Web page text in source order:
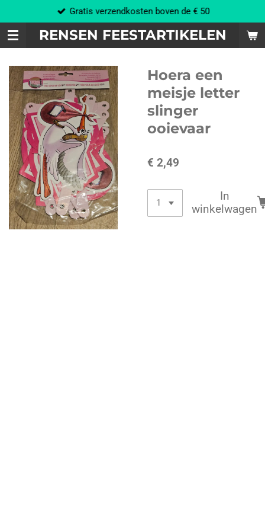
direct
naar
de
hoofdinhoud
RENSEN FEESTARTIKELEN
Gratis verzendkosten boven de € 50
Hoera een
meisje letter
slinger
ooievaar
€ 2,49
In
winkelwagen